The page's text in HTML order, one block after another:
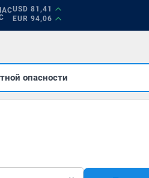
USD 81,41
EUR 94,06
опасности